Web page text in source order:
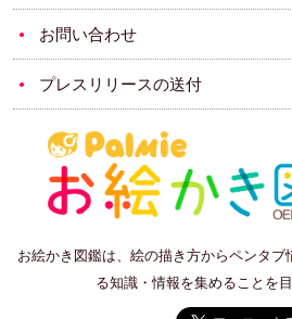
お問い合わせ
プレスリリースの送付
お絵かき図鑑は、絵の描き方からペンタ
る知識・情報を集めることを